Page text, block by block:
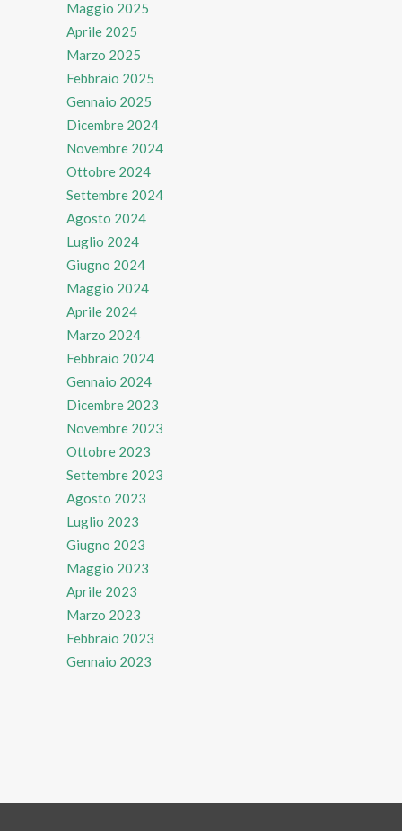
Maggio 2025
Aprile 2025
Marzo 2025
Febbraio 2025
Gennaio 2025
Dicembre 2024
Novembre 2024
Ottobre 2024
Settembre 2024
Agosto 2024
Luglio 2024
Giugno 2024
Maggio 2024
Aprile 2024
Marzo 2024
Febbraio 2024
Gennaio 2024
Dicembre 2023
Novembre 2023
Ottobre 2023
Settembre 2023
Agosto 2023
Luglio 2023
Giugno 2023
Maggio 2023
Aprile 2023
Marzo 2023
Febbraio 2023
Gennaio 2023